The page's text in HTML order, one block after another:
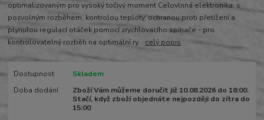
optimalizovaným pro vysoký točivý moment Celovlnná elektronika: s
pozvolným rozběhem, kontrolou teploty, ochranou proti přetížení a
plynulou regulací otáček pomocí zrychlovacího spínače - pro
kontrolovatelný rozběh na optimální ry... celý popis
Dostupnost
Skladem
Doba dodání
Zboží Vám můžeme doručit již 10.08.2026 do 18:00.
Stačí, když zboží objednáte nejpozději do zítra do
15:00